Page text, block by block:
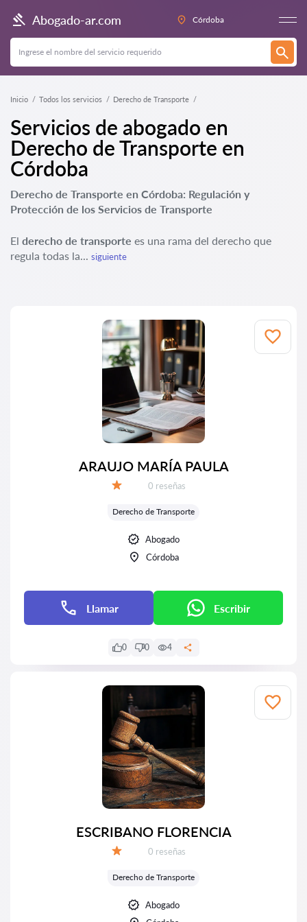
Abogado-ar.com Córdoba
Inicio Todos los servicios Derecho de Transporte
Servicios de abogado en
Derecho de Transporte en
Córdoba
Derecho de Transporte en Córdoba: Regulación y
Protección de los Servicios de Transporte
El derecho de transporte es una rama del derecho que
regula todas la... siguiente
ARAUJO MARÍA PAULA
Número de reseñas:
0 reseñas
Derecho de Transporte
Abogado
Córdoba
Llamar Escribir
0 0 4
ESCRIBANO FLORENCIA
Número de reseñas:
0 reseñas
Derecho de Transporte
Abogado